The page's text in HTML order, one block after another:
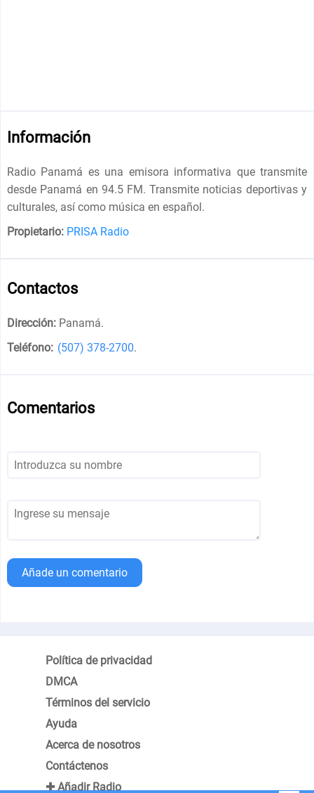
Información
Radio Panamá es una emisora informativa que transmite
desde Panamá en 94.5 FM. Transmite noticias deportivas y
culturales, así como música en español.
Propietario: PRISA Radio
Contactos
Dirección: Panamá.
Teléfono: (507) 378-2700.
Comentarios
Añade un comentario
Política de privacidad
DMCA
Términos del servicio
Ayuda
Acerca de nosotros
Contáctenos
✚ Añadir Radio